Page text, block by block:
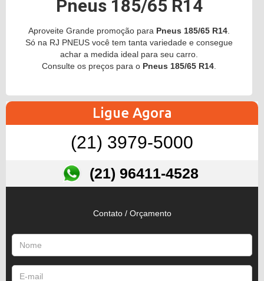
Pneus 185/65 R14
Aproveite Grande promoção para Pneus 185/65 R14
Só na RJ PNEUS você tem tanta variedade e consegue
achar a medida ideal para seu carro.
Consulte os preços para o Pneus 185/65 R14
Ligue Agora
(21) 3979-5000
(21) 96411-4528
Contato / Orçamento